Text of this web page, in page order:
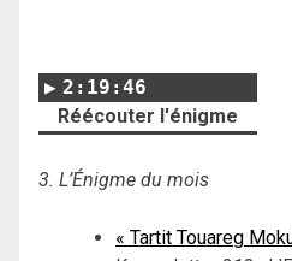
2:19:46
Réécouter l'énigme
3. L’Énigme du mois
« Tartit Touareg